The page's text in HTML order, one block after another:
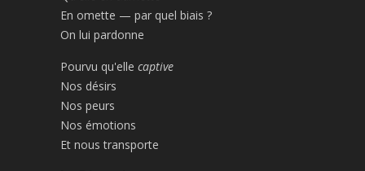
En omette — par quel biais ?
On lui pardonne
Pourvu qu'elle captive
Nos désirs
Nos peurs
Nos émotions
Et nous transporte